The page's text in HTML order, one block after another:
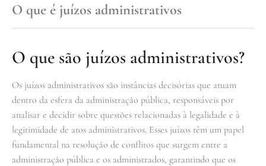
O que é juízos administrativos
O que são juízos administrativos?
Os juízos administrativos são instâncias decisórias que atuam
dentro da esfera da administração pública, responsáveis por
analisar e decidir sobre questões relacionadas à legalidade e à
legitimidade de atos administrativos. Esses juízos têm um papel
fundamental na resolução de conflitos que surgem entre a
administração pública e os administrados, garantindo que os